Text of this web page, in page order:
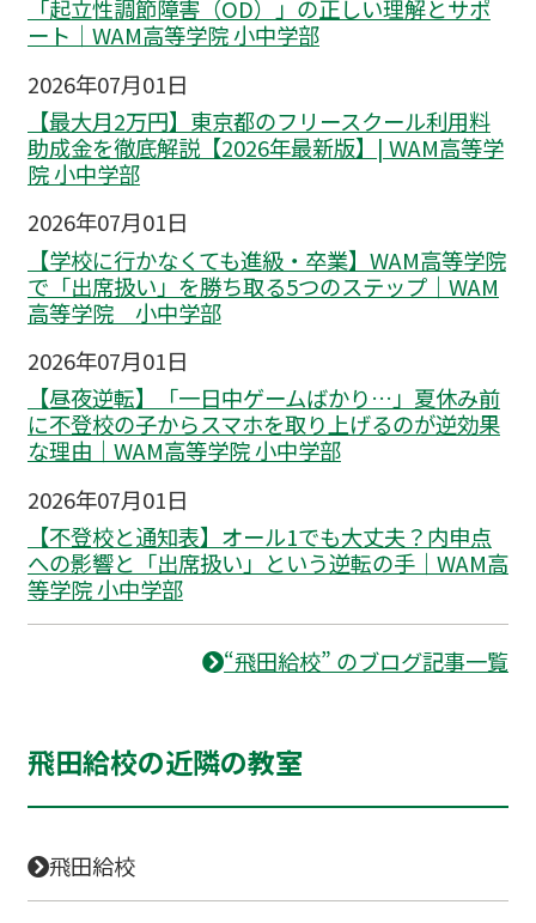
「起立性調節障害（OD）」の正しい理解とサポ
ート｜WAM高等学院 小中学部
2026年07月01日
【最大月2万円】東京都のフリースクール利用料
助成金を徹底解説【2026年最新版】| WAM高等学
院 小中学部
2026年07月01日
【学校に行かなくても進級・卒業】WAM高等学院
で「出席扱い」を勝ち取る5つのステップ｜WAM
高等学院 小中学部
2026年07月01日
【昼夜逆転】「一日中ゲームばかり…」夏休み前
に不登校の子からスマホを取り上げるのが逆効果
な理由｜WAM高等学院 小中学部
2026年07月01日
【不登校と通知表】オール1でも大丈夫？内申点
への影響と「出席扱い」という逆転の手｜WAM高
等学院 小中学部
“飛田給校” のブログ記事一覧
飛田給校の近隣の教室
飛田給校